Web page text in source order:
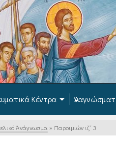
Κέντρα
Ἀνάγνωσμα » Παροιμιών ιζ΄ 3